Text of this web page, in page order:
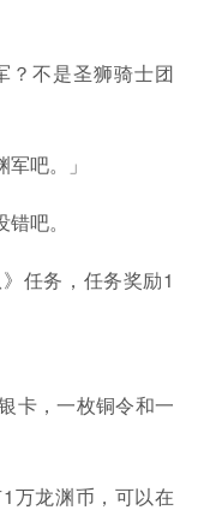
不是圣狮骑士团
吧。」
吧。
任务，任务奖励1
，一枚铜令和一
龙渊币，可以在